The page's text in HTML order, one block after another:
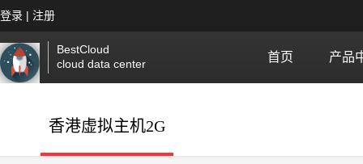
登录 | 注册
BestCloud
cloud data center
首页 产品
香港虚拟主机2G